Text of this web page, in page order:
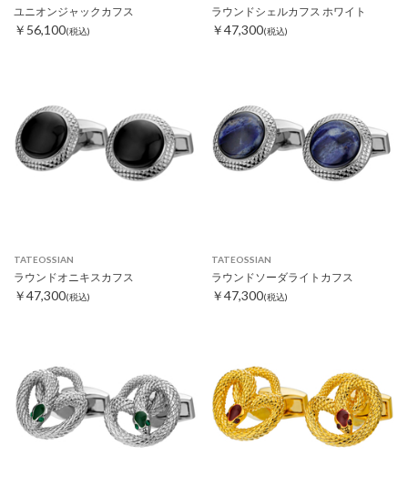
ユニオンジャックカフス
￥56,100(税込)
ラウンドシェルカフス ホワイト
￥47,300(税込)
TATEOSSIAN
ラウンドオニキスカフス
￥47,300(税込)
TATEOSSIAN
ラウンドソーダライトカフス
￥47,300(税込)